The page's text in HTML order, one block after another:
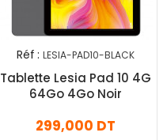
Réf : LESIA-PAD10-BLACK
Tablette Lesia Pad 10 4G
64Go 4Go Noir
299,000 DT